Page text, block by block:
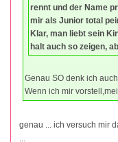
rennt und der Name
mir als Junior total
Klar, man liebt sein
halt auch so zeigen,
Genau SO denk ich
Wenn ich mir
genau ... ich versuch mir
...